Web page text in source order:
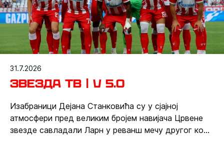
31.7.2026
Звезда ТВ | V 5.0
Изабраници Дејана Станковића су у сјајној
атмосфери пред великим бројем навијача Црвене
звезде савладали Ларн у реванш мечу другог кола